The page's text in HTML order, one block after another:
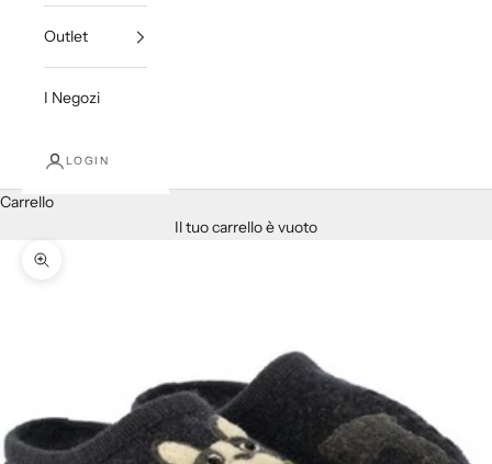
Outlet
I Negozi
LOGIN
Carrello
Il tuo carrello è vuoto
Ingrandisci immagine